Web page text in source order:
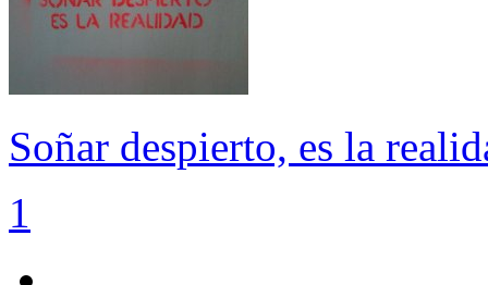
Soñar despierto, es la
1